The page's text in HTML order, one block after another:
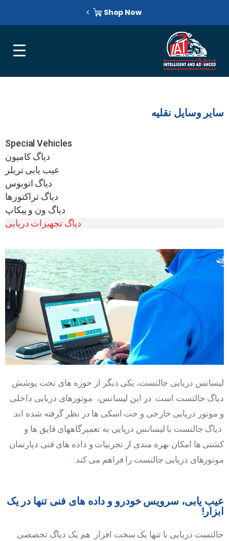
Shop Now
سایر وسایل نقلیه
Special Vehicles
دیاگ کامیون
عیب یابی تریلر
دیاگ اتوبوس
دیاگ تراکتورها
دیاگ ون و پیکاپ
دیاگ تجهیزات دریایی
لیسانس دریایی جالتست، یکی دیگر از حوزه های تحت پوشش
دیاگ جالتست است. در این لیسانس، موتورهای دریایی داخلی
و موتور دریایی خارجی و جت اسکی ها در نظر گرفته شده اند.
دیاگ جالتست با لیسانس دریایی به تعمیرگاههای قایق ها و
کشتی ها امکان بهره مندی از تجربیات و داده های فنی دپارتمان
موتورهای دریایی جالتست را فراهم می کند.
عیب یابی، سرویس خودرو و داده های فنی تنها در یک
ابزار!
جالتست دریایی با تنها یک سخت افزار هم یک دیاگ تخصصی